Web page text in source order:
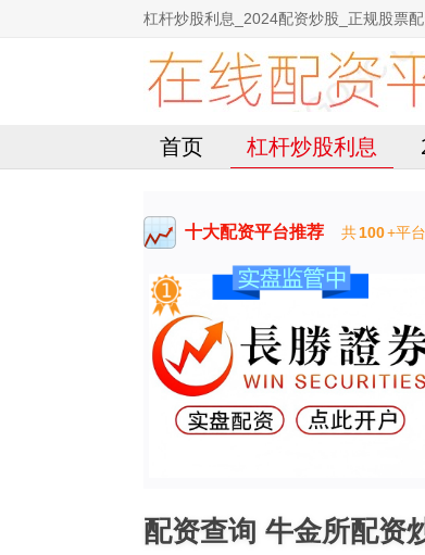
杠杆炒股利息_2024配资炒股_正规股票
首页 杠杆炒股利息
十大配资平台推荐 共100+平台
配资查询 牛金所配资